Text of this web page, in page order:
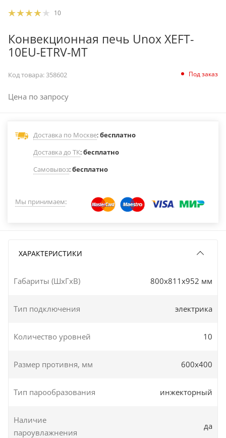
10
Конвекционная печь Unox XEFT-
10EU-ETRV-MT
Код товара:358602 Под заказ
Цена по запросу
Доставка по Москве:бесплатно
Доставка до ТК:бесплатно
Самовывоз:бесплатно
Мы принимаем:
ХАРАКТЕРИСТИКИ
Габариты (ШxГxВ) 800x811x952 мм
Тип подключения электрика
Количество уровней 10
Размер противня, мм 600х400
Тип парообразования инжекторный
Наличие
пароувлажнения
да